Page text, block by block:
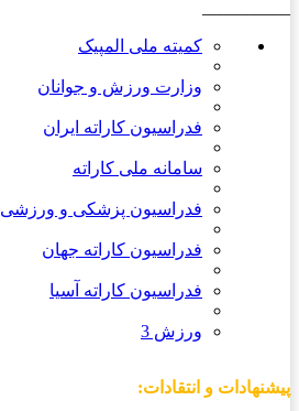
کمیته ملی المپیک
وزارت ورزش و جوانان
فدراسیون کاراته ایران
سامانه ملی کاراته
فدراسیون پزشکی و ورزشی
فدراسیون کاراته جهان
فدراسیون کاراته آسیا
ورزش 3
پیشنهادات و انتقادات: